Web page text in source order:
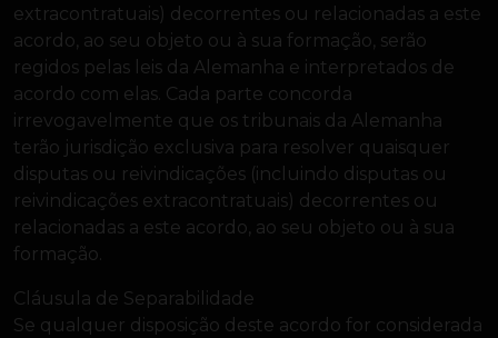
extracontratuais) decorrentes ou relacionadas a este
acordo, ao seu objeto ou à sua formação, serão
regidos pelas leis da Alemanha e interpretados de
acordo com elas. Cada parte concorda
irrevogavelmente que os tribunais da Alemanha
terão jurisdição exclusiva para resolver quaisquer
disputas ou reivindicações (incluindo disputas ou
reivindicações extracontratuais) decorrentes ou
relacionadas a este acordo, ao seu objeto ou à sua
formação.
Cláusula de Separabilidade
Se qualquer disposição deste acordo for considerada